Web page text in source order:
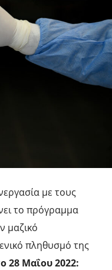
με τους
το πρόγραμμα
μαζικό
πληθυσμό της
28 Μαΐου 2022: